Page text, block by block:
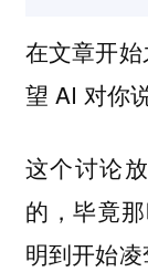
在文章开
望 AI 对你
这个讨论
的，毕竟
明到开始